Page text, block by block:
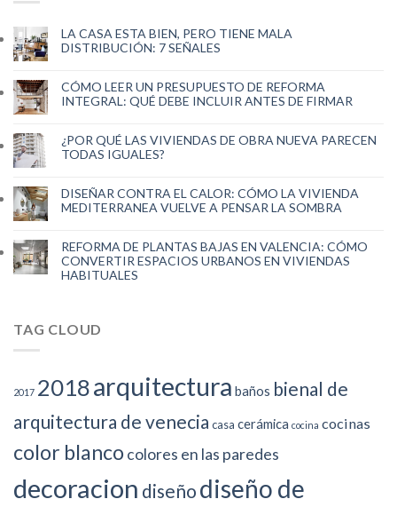
LA CASA ESTA BIEN, PERO TIENE MALA
DISTRIBUCIÓN: 7 SEÑALES
CÓMO LEER UN PRESUPUESTO DE REFORMA
INTEGRAL: QUÉ DEBE INCLUIR ANTES DE FIRMAR
¿POR QUÉ LAS VIVIENDAS DE OBRA NUEVA PARECEN
TODAS IGUALES?
DISEÑAR CONTRA EL CALOR: CÓMO LA VIVIENDA
MEDITERRANEA VUELVE A PENSAR LA SOMBRA
REFORMA DE PLANTAS BAJAS EN VALENCIA: CÓMO
CONVERTIR ESPACIOS URBANOS EN VIVIENDAS
HABITUALES
TAG CLOUD
2017 2018arquitectura baños bienal de
arquitectura de venecia casa cerámica cocina cocinas
color blanco colores en las paredes
decoracion diseño diseño de